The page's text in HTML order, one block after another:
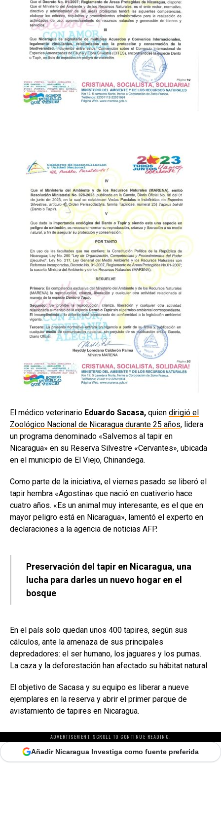
El médico veterinario Eduardo Sacasa, quien dirigió el
Zoológico Nacional de Nicaragua durante 25 años, lidera
un programa denominado «Salvemos al tapir en
Nicaragua» en su Reserva Silvestre «Cervantes», ubicada
en el municipio de El Viejo, Chinandega.
Como parte de la iniciativa, el viernes pasado se liberó el
tapir hembra «Agostina» que nació en cuativerio hace
cuatro años. «Es un animal muy interesante, es el que en
mayor peligro está en Nicaragua», lamentó el experto en
declaraciones a la agencia de noticias AFP.
Preservación del tapir en Nicaragua, una
lucha para darles un nuevo hogar en el
bosque
En el país solo quedan unos 400 tapires, según sus
cálculos, ante la amenaza de sus principales
depredadores: el ser humano, los jaguares y los pumas.
La caza y la deforestación han afectado su hábitat natural.
El objetivo de Sacasa y su equipo es liberar a nueve
ejemplares en la reserva y abrir el primer parque de
avistamiento de tapires en Nicaragua.
ADVERTISEMENT. SCROLL TO CONTINUE READING.
Añadir Nicaragua Investiga como fuente preferida